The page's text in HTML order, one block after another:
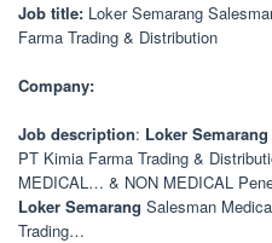
Job title: Loker Semarang
Farma Trading & Distribution
Company:
Job description: Loker Semarang
PT Kimia Farma Trading &
MEDICAL… & NON MEDICAL
Loker Semarang Salesman
Trading…